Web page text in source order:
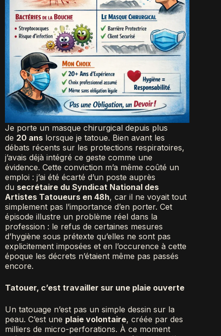
Je porte un masque chirurgical depuis plus
de 20 ans lorsque je tatoue. Bien avant les
débats récents sur les protections respiratoires,
j’avais déjà intégré ce geste comme une
évidence. Cette conviction m’a même coûté un
emploi : j’ai été écarté d’un poste auprès
du secrétaire du Syndicat National des
Artistes Tatoueurs en 48h, car il ne voyait tout
simplement pas l’importance d’en porter. Cet
épisode illustre un problème réel dans la
profession : le refus de certaines mesures
d’hygiène sous prétexte qu’elles ne sont pas
explicitement imposées et en l’occurence à cette
époque les décrets n’étaient même pas passés
encore.
Tatouer, c’est travailler sur une plaie ouverte
Un tatouage n’est pas un simple dessin sur la
peau. C’est une plaie volontaire, créée par des
milliers de micro-perforations. À ce moment